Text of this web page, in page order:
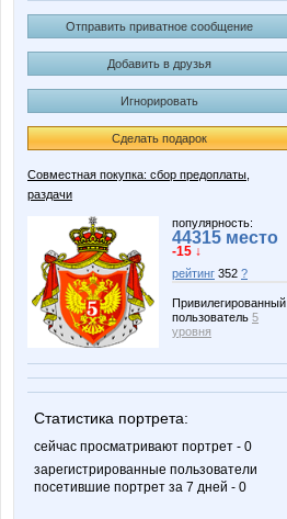
Отправить приватное сообщение
Добавить в друзья
Игнорировать
Сделать подарок
Совместная покупка: сбор предоплаты,
раздачи
популярность:
44315 место
-15 ↓
рейтинг 352 ?
Привилегированный
пользователь 5
уровня
Статистика портрета:
сейчас просматривают портрет - 0
зарегистрированные пользователи
посетившие портрет за 7 дней - 0